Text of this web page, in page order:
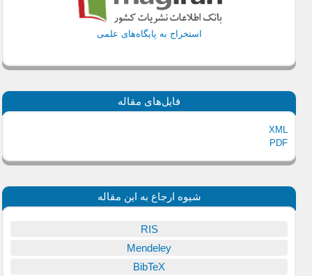
استخراج به پایگاه‌های علمی
فایل‌های مقاله
XML
PDF
شیوه ارجاع به این مقاله
RIS
Mendeley
BibTeX